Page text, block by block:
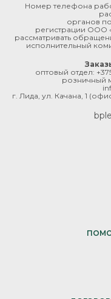
Номер телефона
органов
регистрации ООО
рассматривать
исполнительный
оптовый отдел:
розничный
г. Лида, ул. Качана, 1